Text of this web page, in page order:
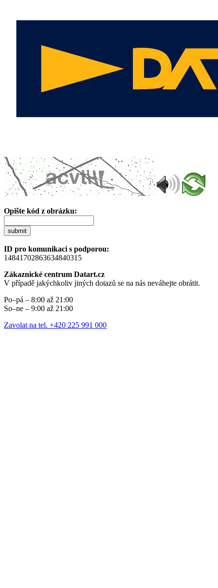
Opište kód z obrázku:
submit
ID pro komunikaci s podporou:
14841702863634840315
Zákaznické centrum Datart.cz
V případě jakýchkoliv jiných dotazů se na nás neváhejte obrátit.
Po–pá – 8:00 až 21:00
So–ne – 9:00 až 21:00
Zavolat na tel. +420 225 991 000